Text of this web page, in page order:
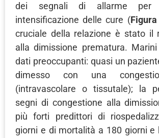
dei segnali di allarme per
intensificazione delle cure (
cruciale della relazione è stato il
alla dimissione prematura.
dati preoccupanti: quasi un
dimesso con una
(intravascolare o tissutale); la
segni di congestione alla
più forti predittori di
giorni e di mortalità a 180 giorni e